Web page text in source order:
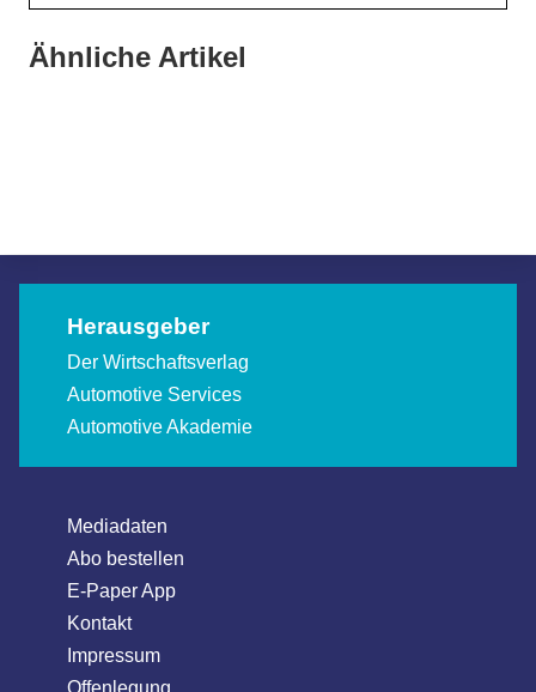
Ähnliche Artikel
Balancing von Traktionsbatterien
Banner vertieft Zusammenarbeit mit
25. Januar 2026
Herausgeber
Der Wirtschaftsverlag
Automotive Services
Automotive Akademie
Mediadaten
Abo bestellen
E-Paper App
Kontakt
Impressum
Offenlegung